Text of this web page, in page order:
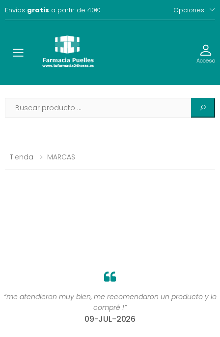
Envíos gratis a partir de 40€ Opciones
Toggle Acceso
Tienda MARCAS
“me atendieron muy bien, me recomendaron un producto y lo
compré !”
09-JUL-2026